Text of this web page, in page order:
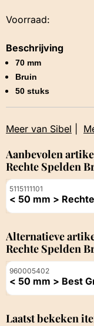
Voorraad:
Beschrijving
70 mm
Bruin
50 stuks
Meer van Sibel
Aanbevolen
Rechte Spelden
Artikelnummer
5115111101
< 50 mm > Rechte
Schuivers Wit -
Prijs niet zichtbaar
Alternatieve
Rechte Spelden
Artikelnummer
960005402
< 50 mm > Best
Zwart
Prijs niet zichtbaar
Laatst bekeken